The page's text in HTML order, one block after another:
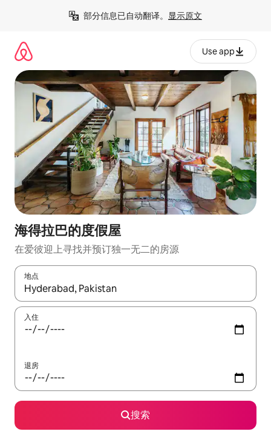
部分信息已自动翻译。 显示原文
Use app
海得拉巴的度假屋
在爱彼迎上寻找并预订独一无二的房源
地点
如有搜索结果，请使用上下方向键查看，或通过点击或滑动手势
入住
退房
搜索